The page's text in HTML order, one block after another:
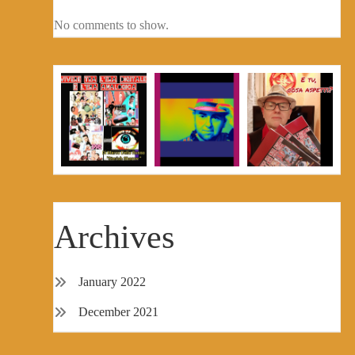
No comments to show.
Archives
January 2022
December 2021